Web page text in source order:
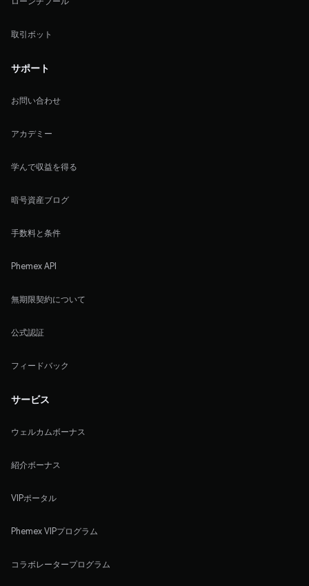
取引ボット
サポート
お問い合わせ
アカデミー
学んで収益を得る
暗号資産ブログ
手数料と条件
Phemex API
無期限契約について
公式認証
フィードバック
サービス
ウェルカムボーナス
紹介ボーナス
VIPポータル
Phemex VIPプログラム
コラボレータープログラム